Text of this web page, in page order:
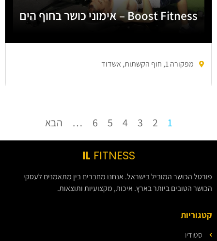
Boost Fitness – אימוני כושר בחוף הים
מפקורה 1, חוף הקשתות, אשדוד
1
2
3
4
5
6
… הבא
IL FITNESS
פורטל הכושר המוביל בישראל. אנחנו מחברים בין מתאמנים לעסקי
הכושר הטובים ביותר בארץ. איכות, מקצועיות ותוצאות.
קטגוריות
סטודיו